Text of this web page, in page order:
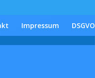
Impressum DSGVO